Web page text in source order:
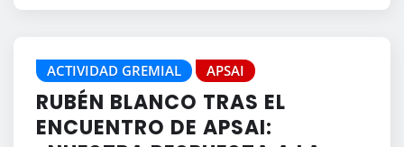
ACTIVIDAD GREMIAL APSAI
RUBÉN BLANCO TRAS EL
ENCUENTRO DE APSAI: